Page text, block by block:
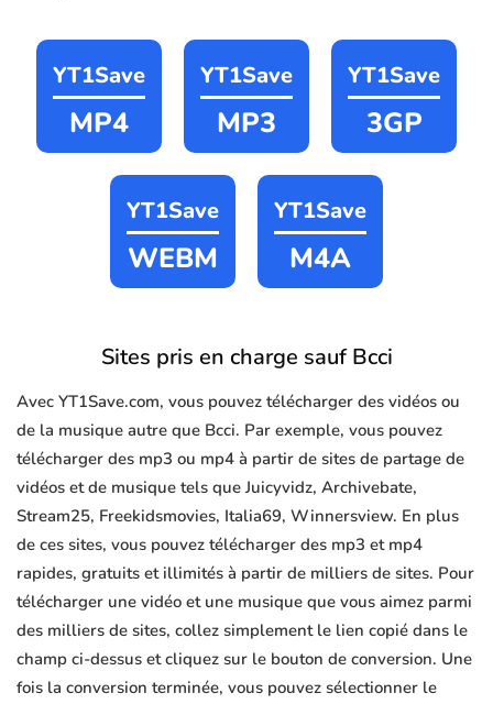
YT1Save
MP4
YT1Save
MP3
YT1Save
3GP
YT1Save
WEBM
YT1Save
M4A
Sites pris en charge sauf Bcci
Avec YT1Save.com, vous pouvez télécharger des vidéos ou
de la musique autre que Bcci. Par exemple, vous pouvez
télécharger des mp3 ou mp4 à partir de sites de partage de
vidéos et de musique tels que Juicyvidz, Archivebate,
Stream25, Freekidsmovies, Italia69, Winnersview. En plus
de ces sites, vous pouvez télécharger des mp3 et mp4
rapides, gratuits et illimités à partir de milliers de sites. Pour
télécharger une vidéo et une musique que vous aimez parmi
des milliers de sites, collez simplement le lien copié dans le
champ ci-dessus et cliquez sur le bouton de conversion. Une
fois la conversion terminée, vous pouvez sélectionner le